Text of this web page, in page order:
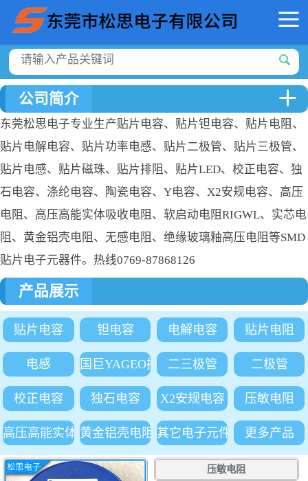
公司简介
东莞松思电子专业生产贴片电容、贴片钽电容、贴片电阻、
贴片电解电容、贴片功率电感、贴片二极管、贴片三极管、
贴片电感、贴片磁珠、贴片排阻、贴片LED、校正电容、独
石电容、涤纶电容、陶瓷电容、Y电容、X2安规电容、高压
电阻、高压高能实体吸收电阻、软启动电阻RIGWL、实芯电
阻、黄金铝壳电阻、无感电阻、绝缘玻璃釉高压电阻等SMD
贴片电子元器件。热线0769-87868126
产品展示
贴片电容 钽电容 电解电容 贴片电阻
电感 国巨YAGEO插件电阻
二三极管 二极管
校正电容 独石电容 X2安规电容 压敏电阻
高压高能实体吸收电阻
黄金铝壳电阻 其它电子元件 更多产品
压敏电阻